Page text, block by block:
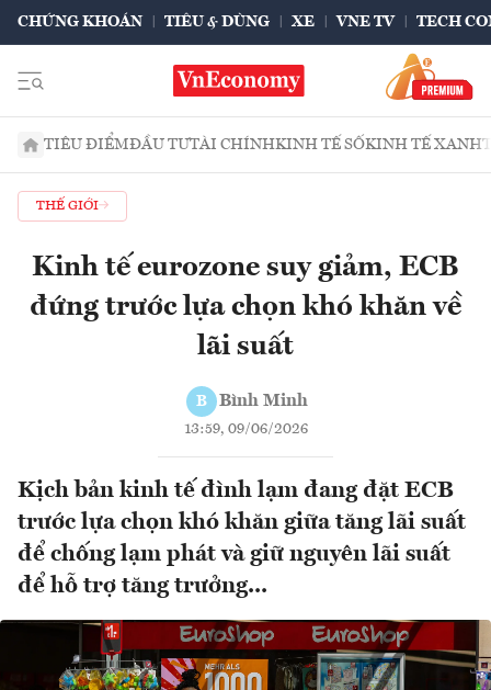
CHỨNG KHOÁN TIÊU & DÙNG XE VNE TV TECH
TIÊU ĐIỂMĐẦU TƯTÀI CHÍNHKINH TẾ SỐKINH TẾ XANH
THẾ GIỚI
Kinh tế eurozone suy giảm, ECB
đứng trước lựa chọn khó khăn về
lãi suất
B Bình Minh
13:59, 09/06/2026
Kịch bản kinh tế đình lạm đang đặt ECB
trước lựa chọn khó khăn giữa tăng lãi suất
để chống lạm phát và giữ nguyên lãi suất
để hỗ trợ tăng trưởng...